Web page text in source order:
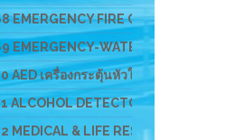
EMERGENCY FIRE CHEM
EMERGENCY-WATER-RESCUS-อุป
AED เครื่องกระตุ้นหัวใจ และอุปกรณ์สำ
ALCOHOL DETECTOR อุปกรณ์ตรวจ
MEDICAL & LIFE RESCUE DEVICE